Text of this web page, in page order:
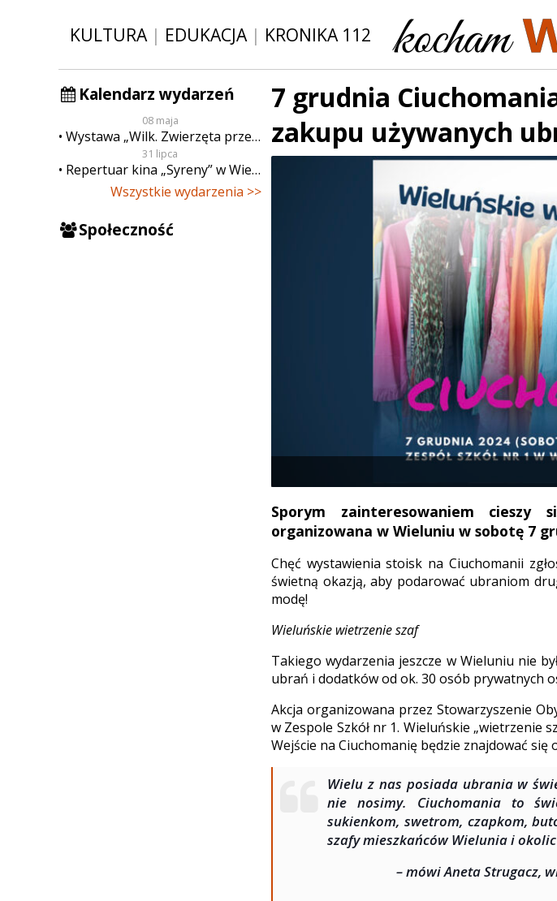
KULTURA| EDUKACJA| KRONIKA 112
Kalendarz wydarzeń
08 maja
Wystawa „Wilk. Zwierzęta przeklęte”
31 lipca
Repertuar kina „Syreny” w Wieluniu w dn. od 31 lipca do 6 sierpnia
Wszystkie wydarzenia >>
Społeczność
7 grudnia
zakupu używanych
Sporym zainteresowaniem cieszy
organizowana w Wieluniu w sobotę 7
Chęć wystawienia stoisk na Ciuchomanii
świetną okazją, aby podarować ubraniom
modę!
Wieluńskie wietrzenie szaf
Takiego wydarzenia jeszcze w Wieluniu nie
ubrań i dodatków od ok. 30 osób prywatnych
Akcja organizowana przez Stowarzyszenie
w Zespole Szkół nr 1. Wieluńskie „wietrzenie
Wejście na Ciuchomanię będzie znajdować się
Wielu z nas posiada ubrania w
nie nosimy. Ciuchomania to
sukienkom, swetrom, czapkom,
szafy mieszkańców Wielunia i
– mówi Aneta Strugacz,